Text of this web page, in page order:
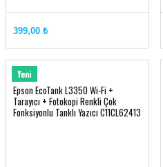
399,00 ₺
Yeni
EPSON
Epson EcoTank L3350 Wi-Fi +
Tarayıcı + Fotokopi Renkli Çok
Fonksiyonlu Tanklı Yazıcı C11CL62413